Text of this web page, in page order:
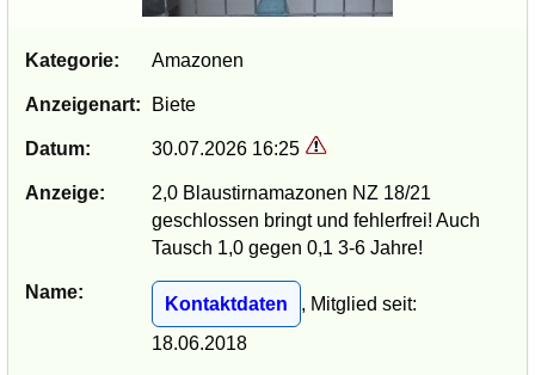
Kategorie: Amazonen
Anzeigenart: Biete
Datum: 30.07.2026 16:25
Anzeige:
2,0 Blaustirnamazonen NZ 18/21
geschlossen bringt und fehlerfrei! Auch
Tausch 1,0 gegen 0,1 3-6 Jahre!
Name:
Kontaktdaten
, Mitglied seit:
18.06.2018